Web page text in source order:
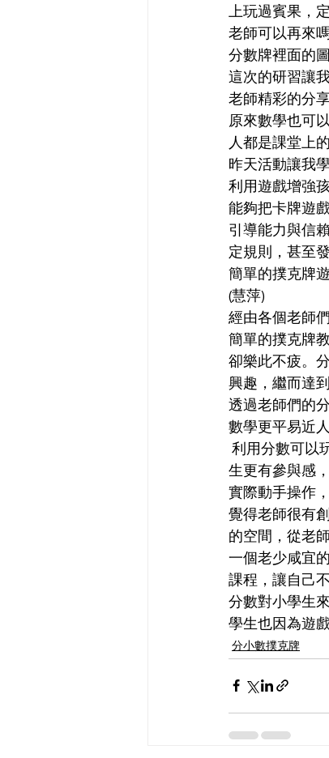
上玩過賓果，
老師可以再來
分數牌裡面的
這次的研習讓
老師精彩的分
原來數學也可
人都是課堂上
昨天活動讓我
利用遊戲增強
能夠把卡牌遊
引導能力與信
定規則，甚至
簡單的撲克牌
(慧萍)
經由各個老師
簡單的撲克牌
卻樂此不疲。
興趣，繼而達
透過老師們的
數學更平易近
生更有參與感
實際動手操作
覺得老師很有
的空間，從老
一個老少咸宜
課程，讓自己
分數對小學生
學生也因為遊
分小數撲克牌